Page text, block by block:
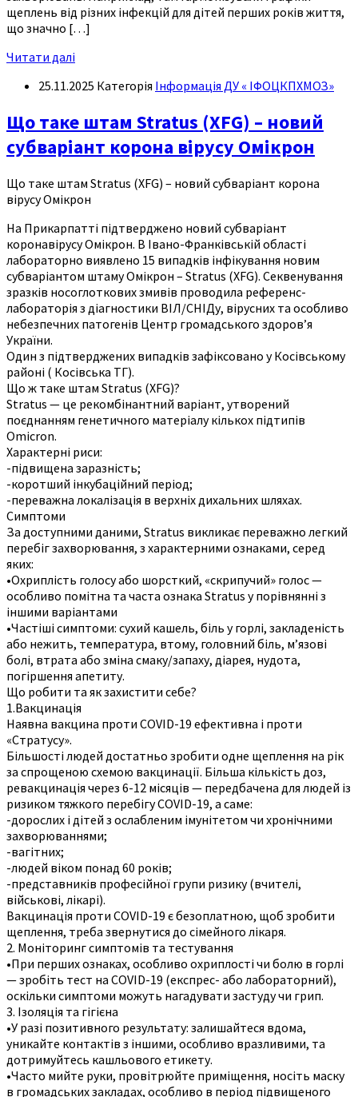
щеплень від різних інфекцій для дітей перших років життя,
що значно […]
Читати далі
25.11.2025 Категорія Інформація ДУ « ІФОЦКПХМОЗ»
Що таке штам Stratus (XFG) – новий
субваріант корона вірусу Омікрон
Що таке штам Stratus (XFG) – новий субваріант корона
вірусу Омікрон
На Прикарпатті підтверджено новий субваріант
коронавірусу Омікрон. В Івано-Франківській області
лабораторно виявлено 15 випадків інфікування новим
субваріантом штаму Омікрон – Stratus (XFG). Секвенування
зразків носоглоткових змивів проводила референс-
лабораторія з діагностики ВІЛ/СНІДу, вірусних та особливо
небезпечних патогенів Центр громадського здоров’я
України.
Один з підтверджених випадків зафіксовано у Косівському
районі ( Косівська ТГ).
Що ж таке штам Stratus (XFG)?
Stratus — це рекомбінантний варіант, утворений
поєднанням генетичного матеріалу кількох підтипів
Omicron.
Характерні риси:
-підвищена заразність;
-коротший інкубаційний період;
-переважна локалізація в верхніх дихальних шляхах.
Симптоми
За доступними даними, Stratus викликає переважно легкий
перебіг захворювання, з характерними ознаками, серед
яких:
•Охриплість голосу або шорсткий, «скрипучий» голос —
особливо помітна та часта ознака Stratus у порівнянні з
іншими варіантами
•Частіші симптоми: сухий кашель, біль у горлі, закладеність
або нежить, температура, втому, головний біль, м’язові
болі, втрата або зміна смаку/запаху, діарея, нудота,
погіршення апетиту.
Що робити та як захистити себе?
1.Вакцинація
Наявна вакцина проти COVID-19 ефективна і проти
«Стратусу».
Більшості людей достатньо зробити одне щеплення на рік
за спрощеною схемою вакцинації. Більша кількість доз,
ревакцинація через 6-12 місяців — передбачена для людей із
ризиком тяжкого перебігу COVID-19, а саме:
-дорослих і дітей з ослабленим імунітетом чи хронічними
захворюваннями;
-вагітних;
-людей віком понад 60 років;
-представників професійної групи ризику (вчителі,
військові, лікарі).
Вакцинація проти COVID-19 є безоплатною, щоб зробити
щеплення, треба звернутися до сімейного лікаря.
2. Моніторинг симптомів та тестування
•При перших ознаках, особливо охриплості чи болю в горлі
— зробіть тест на COVID-19 (експрес- або лабораторний),
оскільки симптоми можуть нагадувати застуду чи грип.
3. Ізоляція та гігієна
•У разі позитивного результату: залишайтеся вдома,
уникайте контактів з іншими, особливо вразливими, та
дотримуйтесь кашльового етикету.
•Часто мийте руки, провітрюйте приміщення, носіть маску
в громадських закладах, особливо в період підвищеного